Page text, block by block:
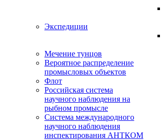
Экспедиции
Мечение тунцов
Вероятное распределение
промысловых объектов
Флот
Российская система
научного наблюдения на
рыбном промысле
Система международного
научного наблюдения
инспектирования АНТКОМ